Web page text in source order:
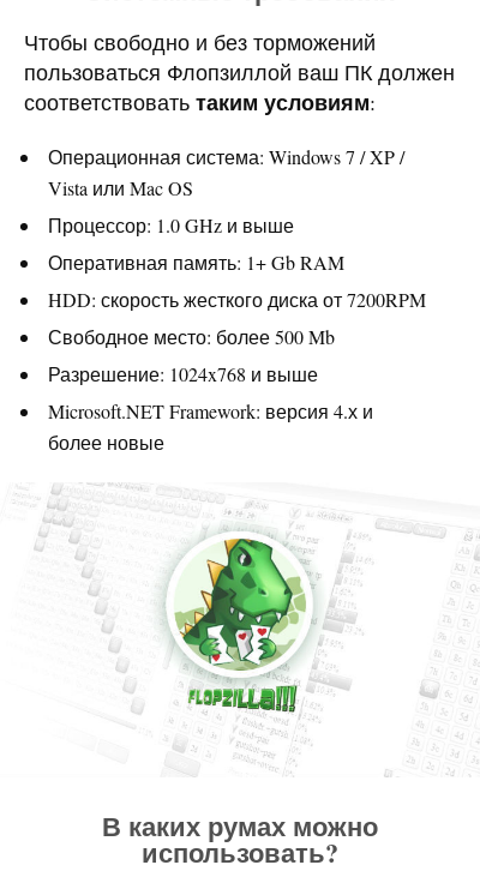
Чтобы свободно и без торможений
пользоваться Флопзиллой ваш ПК должен
соответствовать таким условиям:
Операционная система: Windows 7 / XP /
Vista или Mac OS
Процессор: 1.0 GHz и выше
Оперативная память: 1+ Gb RAM
HDD: скорость жесткого диска от 7200RPM
Свободное место: более 500 Mb
Разрешение: 1024x768 и выше
Microsoft.NET Framework: версия 4.х и
более новые
В каких румах можно
использовать?